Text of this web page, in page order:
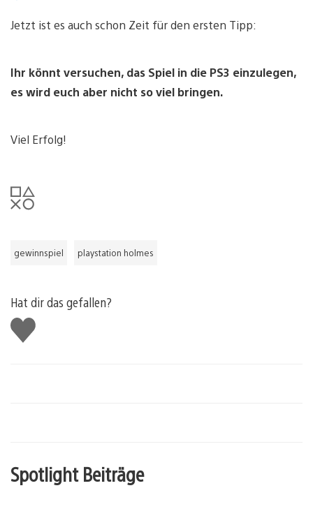
Jetzt ist es auch schon Zeit für den ersten Tipp:
Ihr könnt versuchen, das Spiel in die PS3 einzulegen,
es wird euch aber nicht so viel bringen.
Viel Erfolg!
gewinnspiel playstation holmes
Hat dir das gefallen?
Gefällt
mir
Spotlight Beiträge